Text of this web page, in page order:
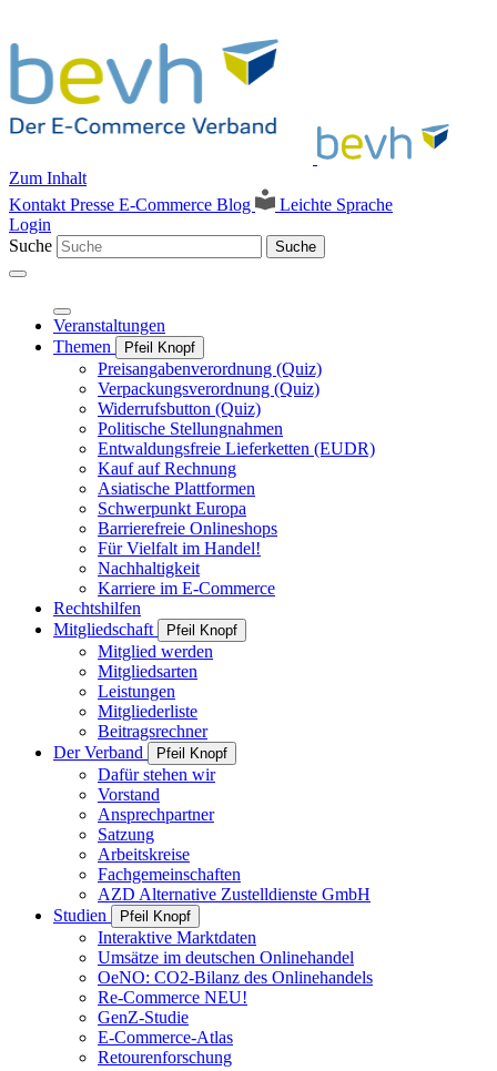
Zum Inhalt
Kontakt Presse E-Commerce Blog
Leichte Sprache
Login
Suche
Suche
Veranstaltungen
Themen
Pfeil Knopf
Preisangabenverordnung (Quiz)
Verpackungsverordnung (Quiz)
Widerrufsbutton (Quiz)
Politische Stellungnahmen
Entwaldungsfreie Lieferketten (EUDR)
Kauf auf Rechnung
Asiatische Plattformen
Schwerpunkt Europa
Barrierefreie Onlineshops
Für Vielfalt im Handel!
Nachhaltigkeit
Karriere im E-Commerce
Rechtshilfen
Mitgliedschaft
Pfeil Knopf
Mitglied werden
Mitgliedsarten
Leistungen
Mitgliederliste
Beitragsrechner
Der Verband
Pfeil Knopf
Dafür stehen wir
Vorstand
Ansprechpartner
Satzung
Arbeitskreise
Fachgemeinschaften
AZD Alternative Zustelldienste GmbH
Studien
Pfeil Knopf
Interaktive Marktdaten
Umsätze im deutschen Onlinehandel
OeNO: CO2-Bilanz des Onlinehandels
Re-Commerce NEU!
GenZ-Studie
E-Commerce-Atlas
Retourenforschung